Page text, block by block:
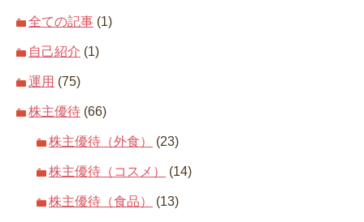
全ての記事 (1)
自己紹介 (1)
運用 (75)
株主優待 (66)
株主優待（外食） (23)
株主優待（コスメ） (14)
株主優待（食品） (13)